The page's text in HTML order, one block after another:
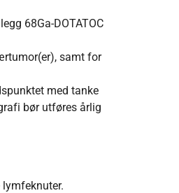
68Ga-DOTATOC
samt for
med tanke
bør utføres årlig